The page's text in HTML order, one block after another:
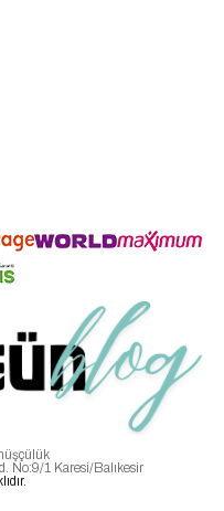
No:9/1 Karesi/Balıkesir